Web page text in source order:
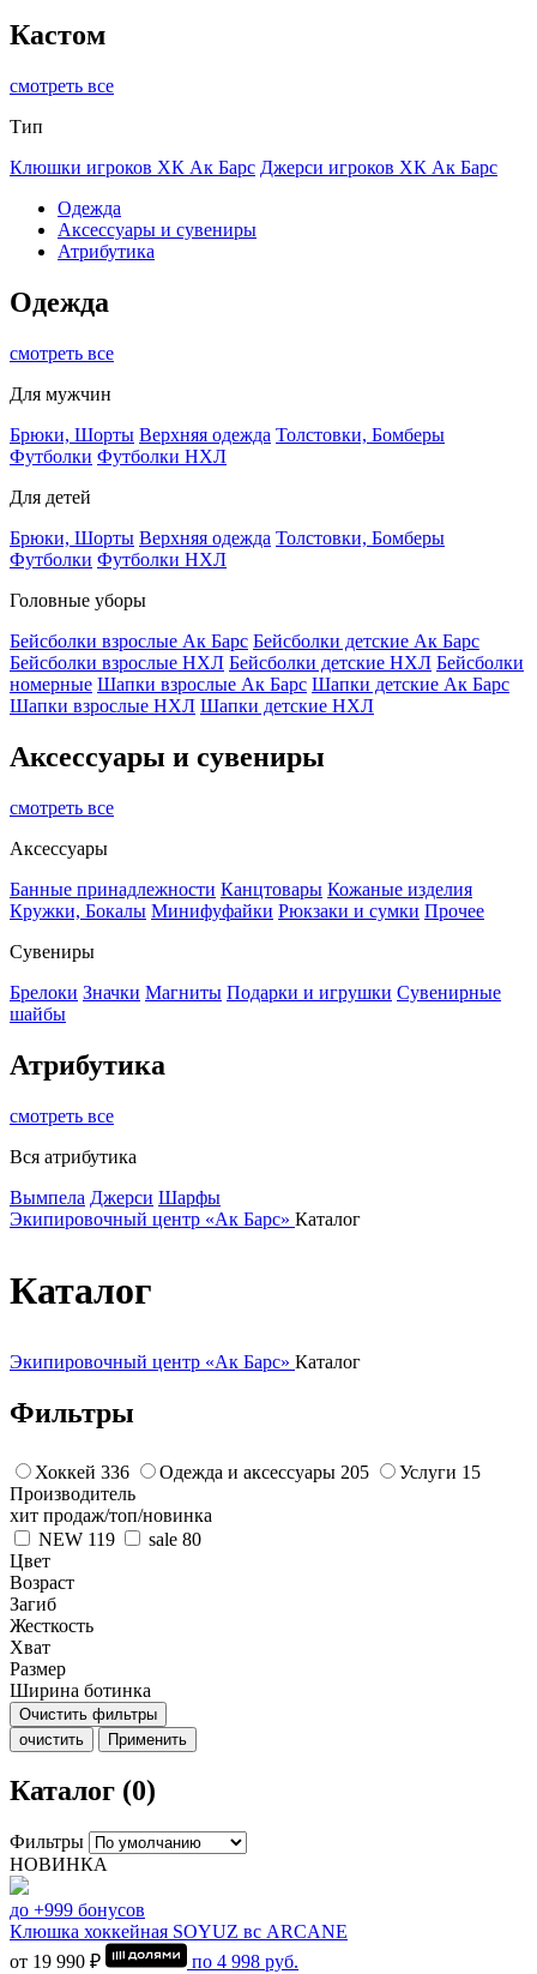
Кастом
смотреть все
Тип
Клюшки игроков ХК Ак Барс Джерси игроков ХК Ак Барс
Одежда
Аксессуары и сувениры
Атрибутика
Одежда
смотреть все
Для мужчин
Брюки, Шорты Верхняя одежда Толстовки, Бомберы
Футболки Футболки НХЛ
Для детей
Брюки, Шорты Верхняя одежда Толстовки, Бомберы
Футболки Футболки НХЛ
Головные уборы
Бейсболки взрослые Ак Барс Бейсболки детские Ак Барс
Бейсболки взрослые НХЛ Бейсболки детские НХЛ Бейсболки
номерные Шапки взрослые Ак Барс Шапки детские Ак Барс
Шапки взрослые НХЛ Шапки детские НХЛ
Аксессуары и сувениры
смотреть все
Аксессуары
Банные принадлежности Канцтовары Кожаные изделия
Кружки, Бокалы Минифуфайки Рюкзаки и сумки Прочее
Сувениры
Брелоки Значки Магниты Подарки и игрушки Сувенирные
шайбы
Атрибутика
смотреть все
Вся атрибутика
Вымпела Джерси Шарфы
Экипировочный центр «Ак Барс» Каталог
Каталог
Экипировочный центр «Ак Барс» Каталог
Фильтры
Хоккей 336 Одежда и аксессуары 205 Услуги 15
Производитель
хит продаж/топ/новинка
NEW 119 sale 80
Цвет
Возраст
Загиб
Жесткость
Хват
Размер
Ширина ботинка
Очистить фильтры
очистить
Применить
Каталог (0)
Фильтры
НОВИНКА
до +999 бонусов
Клюшка хоккейная SOYUZ вс ARCANE
от 19 990 ₽
по 4 998 руб.